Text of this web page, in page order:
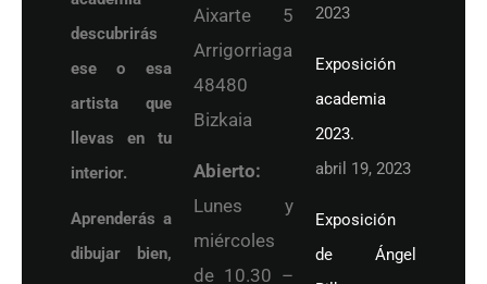
descubrirás
ese o esa
artista que
llevas en tu
interior.
Aprenderás a
dibujar bien,
Aixarte 5
Arrigorriaga
48480
Bizkaia
Abierto:
Lunes y
miércoles
de 10.30 –
2023
Exposición
academia
2023.
abril 19, 2023
Exposición
de Ángel